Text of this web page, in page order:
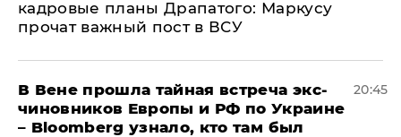
кадровые планы Драпатого: Маркусу
прочат важный пост в ВСУ
В Вене прошла тайная встреча экс-
чиновников Европы и РФ по Украине
– Bloomberg узнало, кто там был
20:45